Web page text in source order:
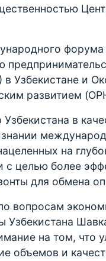
Узбекистане и
развитием
Узбекистана в
на
с целью более
для обмена
вопросам
Узбекистана
на том, что
объемов и